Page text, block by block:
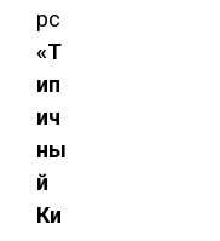
рс
«Т
ип
ич
ны
й
Ки